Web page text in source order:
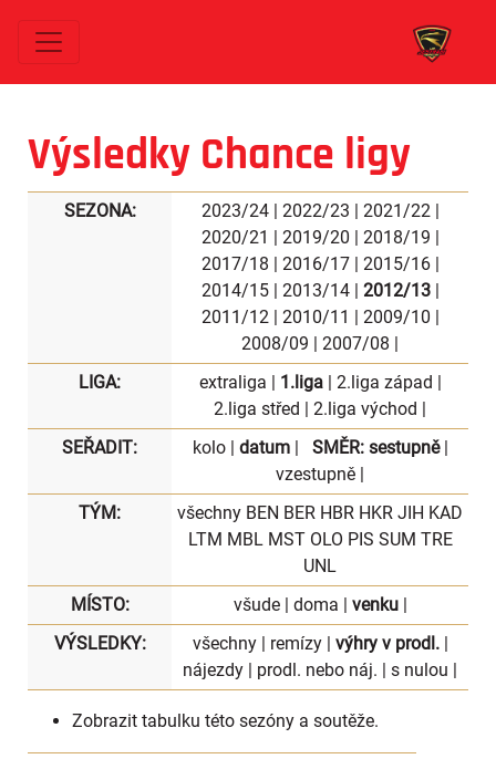
Výsledky Chance ligy
SEZONA: 2023/24| 2022/23 | 2021/22|
2020/21 | 2019/20 | 2018/19 |
2017/18 | 2016/17| 2015/16|
2014/15| 2013/14| 2012/13|
2011/12| 2010/11 | 2009/10 |
2008/09 | 2007/08 |
LIGA:
extraliga | 1.liga| 2.liga západ |
2.liga střed | 2.liga východ |
SEŘADIT:
kolo| datum| SMĚR: sestupně|
vzestupně |
TÝM:
všechny BEN BER HBR HKR JIH KAD
LTM MBL MST OLO PIS SUM TRE
UNL
MÍSTO:
všude| doma | venku|
VÝSLEDKY:
všechny| remízy| výhry v prodl.|
nájezdy | prodl. nebo náj. | s nulou |
Zobrazit tabulku této sezóny a soutěže.